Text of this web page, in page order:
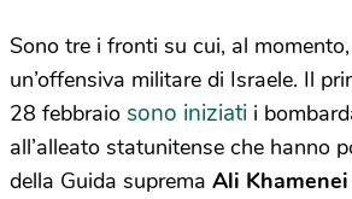
Sono tre i fronti su cui, al
un’offensiva militare di Israele. Il
28 febbraio sono iniziati i
all’alleato statunitense che hanno
della Guida suprema Ali Khamenei